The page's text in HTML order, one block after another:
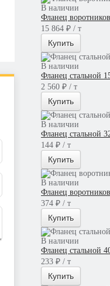
В наличии
Фланец
15 864 ₽ / т
Купить
В наличии
Фланец стальной
2 560 ₽ / т
Купить
В наличии
Фланец стальной
144 ₽ / т
Купить
В наличии
Фланец
374 ₽ / т
Купить
В наличии
Фланец стальной
233 ₽ / т
Купить